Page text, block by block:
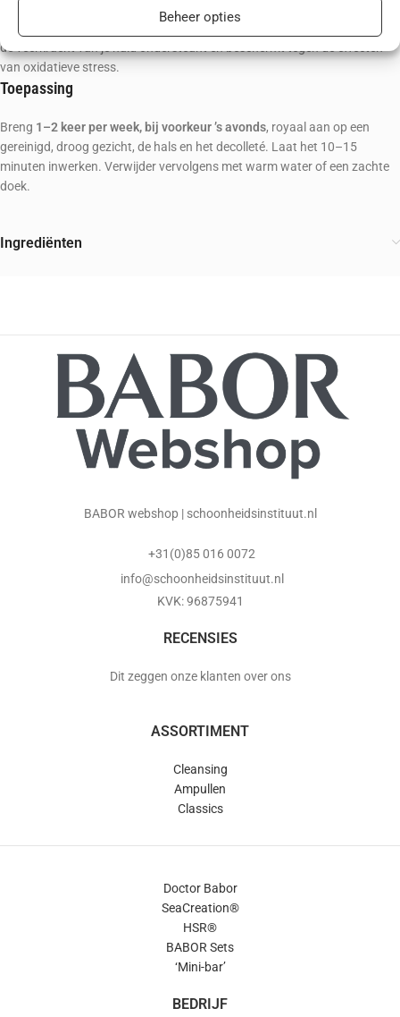
Beheer opties
TRPF [TRIPLE RADICAL PROTECTION FACTOR]:
combinatie van de effectieve antioxidanten SOD, Thiotaine en ECGC, die
de veerkracht van je huid ondersteunt en beschermt tegen de effecten
van oxidatieve stress.
Toepassing
Breng 1–2 keer per week, bij voorkeur ’s avonds, royaal aan op een
gereinigd, droog gezicht, de hals en het decolleté. Laat het 10–15
minuten inwerken. Verwijder vervolgens met warm water of een zachte
doek.
Ingrediënten
BABOR webshop | schoonheidsinstituut.nl
+31(0)85 016 0072
info@schoonheidsinstituut.nl
KVK: 96875941
RECENSIES
Dit zeggen onze klanten over ons
ASSORTIMENT
Cleansing
Ampullen
Classics
Doctor Babor
SeaCreation®
HSR®
BABOR Sets
‘Mini-bar’
BEDRIJF